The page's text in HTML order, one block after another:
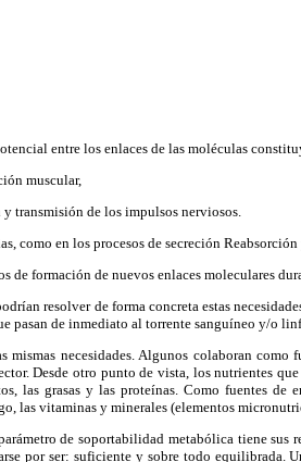
entre los enlaces de las moléculas
muscular,
transmisión de los impulsos nerviosos.
como en los procesos de secreción
de formación de nuevos enlaces moleculares
resolver de forma concreta estas
pasan de inmediato al torrente sanguíneo y/o
necesidades. Algunos colaboran
Desde otro punto de vista, los nutrientes
las grasas y las proteínas. Como fuentes
las vitaminas y minerales (elementos
de soportabilidad metabólica tiene sus
por ser: suficiente y sobre todo equilibrada.